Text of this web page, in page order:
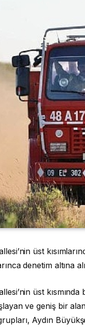
üst
denetim altına
üst
ve geniş bir
Aydın